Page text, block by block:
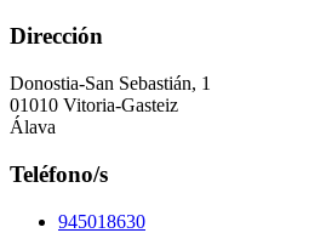
Dirección
Donostia-San Sebastián, 1
01010 Vitoria-Gasteiz
Álava
Teléfono/s
945018630